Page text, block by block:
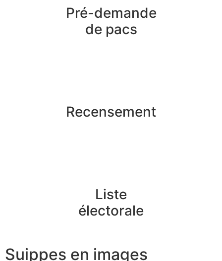
Pré-demande
de pacs
Recensement
Liste
électorale
Suippes en images